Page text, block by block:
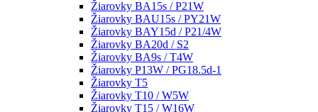
Žiarovky BA15s / P21W
Žiarovky BAU15s / PY21W
Žiarovky BAY15d / P21/4W
Žiarovky BA20d / S2
Žiarovky BA9s / T4W
Žiarovky P13W / PG18.5d-1
Žiarovky T5
Žiarovky T10 / W5W
Žiarovky T15 / W16W